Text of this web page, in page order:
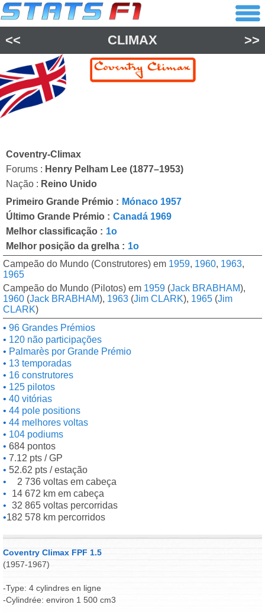
<< CLIMAX >>
Coventry-Climax
Forums : Henry Pelham Lee (1877–1953)
Nação : Reino Unido
Primeiro Grande Prémio : Mónaco 1957
Último Grande Prémio : Canadá 1969
Melhor classificação : 1o
Melhor posição da grelha : 1o
Campeão do Mundo (Construtores) em 1959, 1960, 1963,
1965
Campeão do Mundo (Pilotos) em 1959 (Jack BRABHAM),
1960 (Jack BRABHAM), 1963 (Jim CLARK), 1965 (Jim
CLARK)
96 Grandes Prémios
120 não participações
Palmarès por Grande Prémio
13 temporadas
16 construtores
125 pilotos
40 vitórias
44 pole positions
44 melhores voltas
104 podiums
684 pontos
7.12 pts / GP
52.62 pts / estação
2 736 voltas em cabeça
14 672 km em cabeça
32 865 voltas percorridas
182 578 km percorridos
Coventry Climax FPF 1.5
(1957-1967)
-Type: 4 cylindres en ligne
-Cylindrée: environ 1 500 cm3